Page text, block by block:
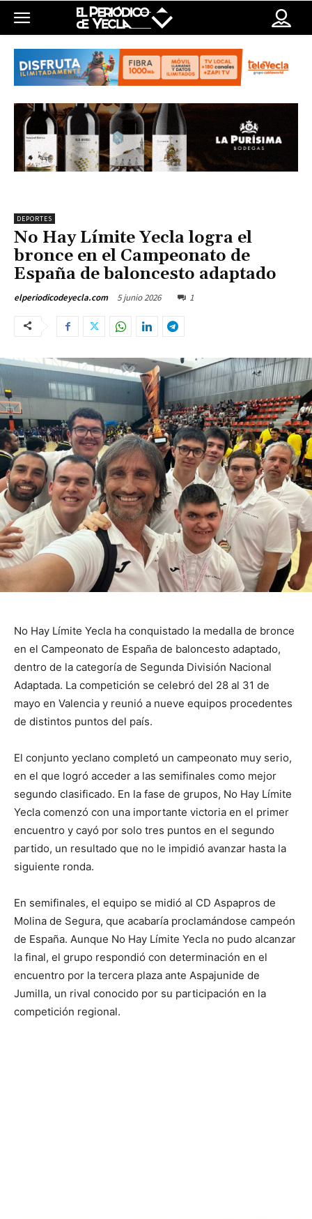
DEPORTES
No Hay Límite Yecla logra el
bronce en el Campeonato de
España de baloncesto adaptado
elperiodicodeyecla.com 5 junio 2026 1
No Hay Límite Yecla ha conquistado la medalla de bronce
en el Campeonato de España de baloncesto adaptado,
dentro de la categoría de Segunda División Nacional
Adaptada. La competición se celebró del 28 al 31 de
mayo en Valencia y reunió a nueve equipos procedentes
de distintos puntos del país.
El conjunto yeclano completó un campeonato muy serio,
en el que logró acceder a las semifinales como mejor
segundo clasificado. En la fase de grupos, No Hay Límite
Yecla comenzó con una importante victoria en el primer
encuentro y cayó por solo tres puntos en el segundo
partido, un resultado que no le impidió avanzar hasta la
siguiente ronda.
En semifinales, el equipo se midió al CD Aspapros de
Molina de Segura, que acabaría proclamándose campeón
de España. Aunque No Hay Límite Yecla no pudo alcanzar
la final, el grupo respondió con determinación en el
encuentro por la tercera plaza ante Aspajunide de
Jumilla, un rival conocido por su participación en la
competición regional.